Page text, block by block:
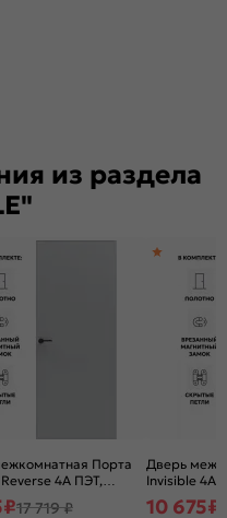
из раздела
Порта
4A ПЭТ,
Shellac
скрытая, кромка
₽17 719 ₽
Дверь
Invisible 4A
глухая,
10 675₽